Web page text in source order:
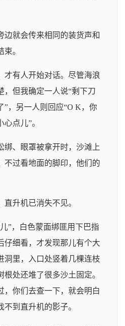
边就会传来相同的装货声和
。
才有人开始对话。尽管海浪
，但我确定一人说“剩下刀
”，另一人则回应“O K，你
点儿”。
绑、眼罩被拿开时，沙滩上
不过看地面的脚印，他们的
直升机已消失不见。
”，白色蒙面绑匪用下巴指
仔细看，才发现那儿有个大
洞里，入口处竖着几棵连枝
处还堆了很多沙土固定。
，你们去查一下，就会明白
到直升机的影子。